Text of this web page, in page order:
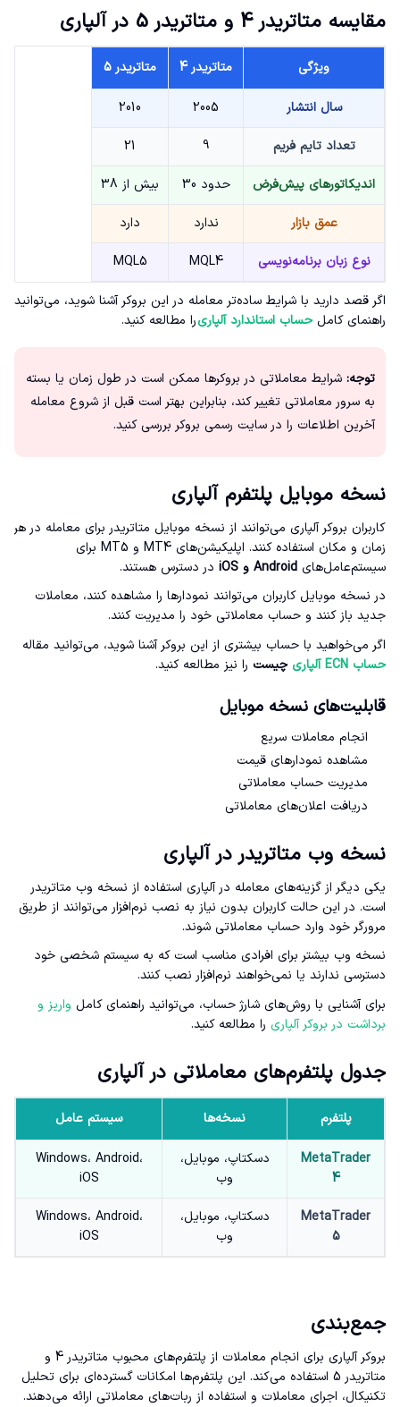
مقایسه متاتریدر 4 و متاتریدر 5 در آلپاری
ویژگی متاتریدر 4 متاتریدر 5
سال انتشار 2005
2010
تعداد تایم فریم 9
21
اندیکاتورهای پیش‌فرض حدود 30 بیش از 38
عمق بازار ندارد دارد
نوع زبان برنامه‌نویسی MQL4
MQL5
اگر قصد دارید با شرایط ساده‌تر معامله در این بروکر آشنا شوید، می‌توانید
راهنمای کامل حساب استاندارد آلپاریرا مطالعه کنید.
توجه: شرایط معاملاتی در بروکرها ممکن است در طول زمان یا بسته
به سرور معاملاتی تغییر کند، بنابراین بهتر است قبل از شروع معامله
آخرین اطلاعات را در سایت رسمی بروکر بررسی کنید.
نسخه موبایل پلتفرم آلپاری
کاربران بروکر آلپاری می‌توانند از نسخه موبایل متاتریدر برای معامله در هر
زمان و مکان استفاده کنند. اپلیکیشن‌های MT4 و MT5 برای
سیستم‌عامل‌های Android و iOS
در دسترس هستند.
در نسخه موبایل کاربران می‌توانند نمودارها را مشاهده کنند، معاملات
جدید باز کنند و حساب معاملاتی خود را مدیریت کنند.
اگر می‌خواهید با حساب بیشتری از این بروکر آشنا شوید، می‌توانید مقاله
حساب ECN آلپاری
چیست را نیز مطالعه کنید.
قابلیت‌های نسخه موبایل
انجام معاملات سریع
مشاهده نمودارهای قیمت
مدیریت حساب معاملاتی
دریافت اعلان‌های معاملاتی
نسخه وب متاتریدر در آلپاری
یکی دیگر از گزینه‌های معامله در آلپاری استفاده از نسخه وب متاتریدر
است. در این حالت کاربران بدون نیاز به نصب نرم‌افزار می‌توانند از طریق
مرورگر خود وارد حساب معاملاتی شوند.
نسخه وب بیشتر برای افرادی مناسب است که به سیستم شخصی خود
دسترسی ندارند یا نمی‌خواهند نرم‌افزار نصب کنند.
برای آشنایی با روش‌های شارژ حساب، می‌توانید راهنمای کامل واریز و
برداشت در بروکر آلپاری را مطالعه کنید.
جدول پلتفرم‌های معاملاتی در آلپاری
پلتفرم نسخه‌ها سیستم عامل
MetaTrader
4
دسکتاپ، موبایل،
وب
Windows، Android،
iOS
MetaTrader
5
دسکتاپ، موبایل،
وب
Windows، Android،
iOS
جمع‌بندی
بروکر آلپاری برای انجام معاملات از پلتفرم‌های محبوب متاتریدر 4 و
متاتریدر 5 استفاده می‌کند. این پلتفرم‌ها امکانات گسترده‌ای برای تحلیل
تکنیکال، اجرای معاملات و استفاده از ربات‌های معاملاتی ارائه می‌دهند.